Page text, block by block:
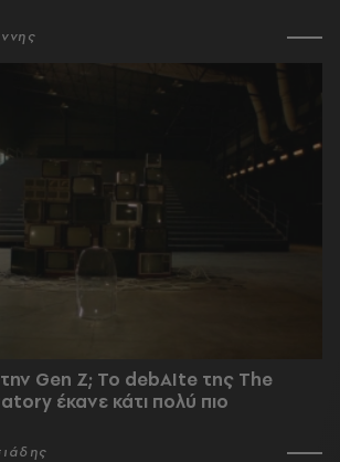
Gen Z; Το debAIte της The
έκανε κάτι πολύ πιο